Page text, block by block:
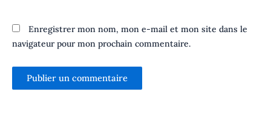
Enregistrer mon nom, mon e-mail et mon site dans le
navigateur pour mon prochain commentaire.